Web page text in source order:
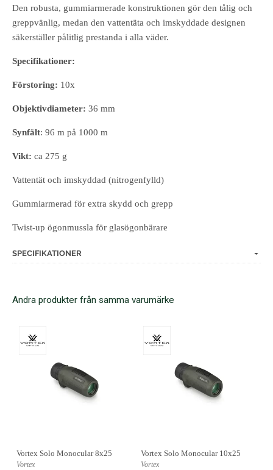
Den robusta, gummiarmerade konstruktionen gör den tålig och
greppvänlig, medan den vattentäta och imskyddade designen
säkerställer pålitlig prestanda i alla väder.
Specifikationer:
Förstoring: 10x
Objektivdiameter: 36 mm
Synfält: 96 m på 1000 m
Vikt: ca 275 g
Vattentät och imskyddad (nitrogenfylld)
Gummiarmerad för extra skydd och grepp
Twist-up ögonmussla för glasögonbärare
SPECIFIKATIONER
Andra produkter från samma varumärke
Vortex Solo Monocular 8x25
Vortex
Vortex Solo Monocular 10x25
Vortex